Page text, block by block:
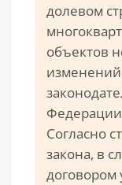
долевом
объектов
Согласно
закона, в
договором